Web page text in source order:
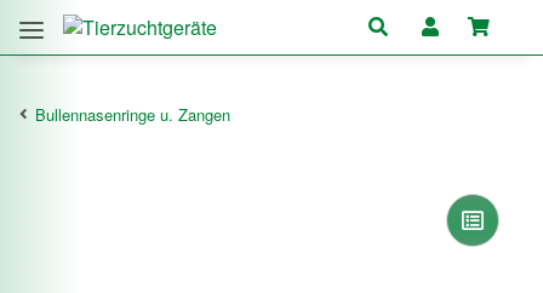
Bullennasenringe u. Zangen